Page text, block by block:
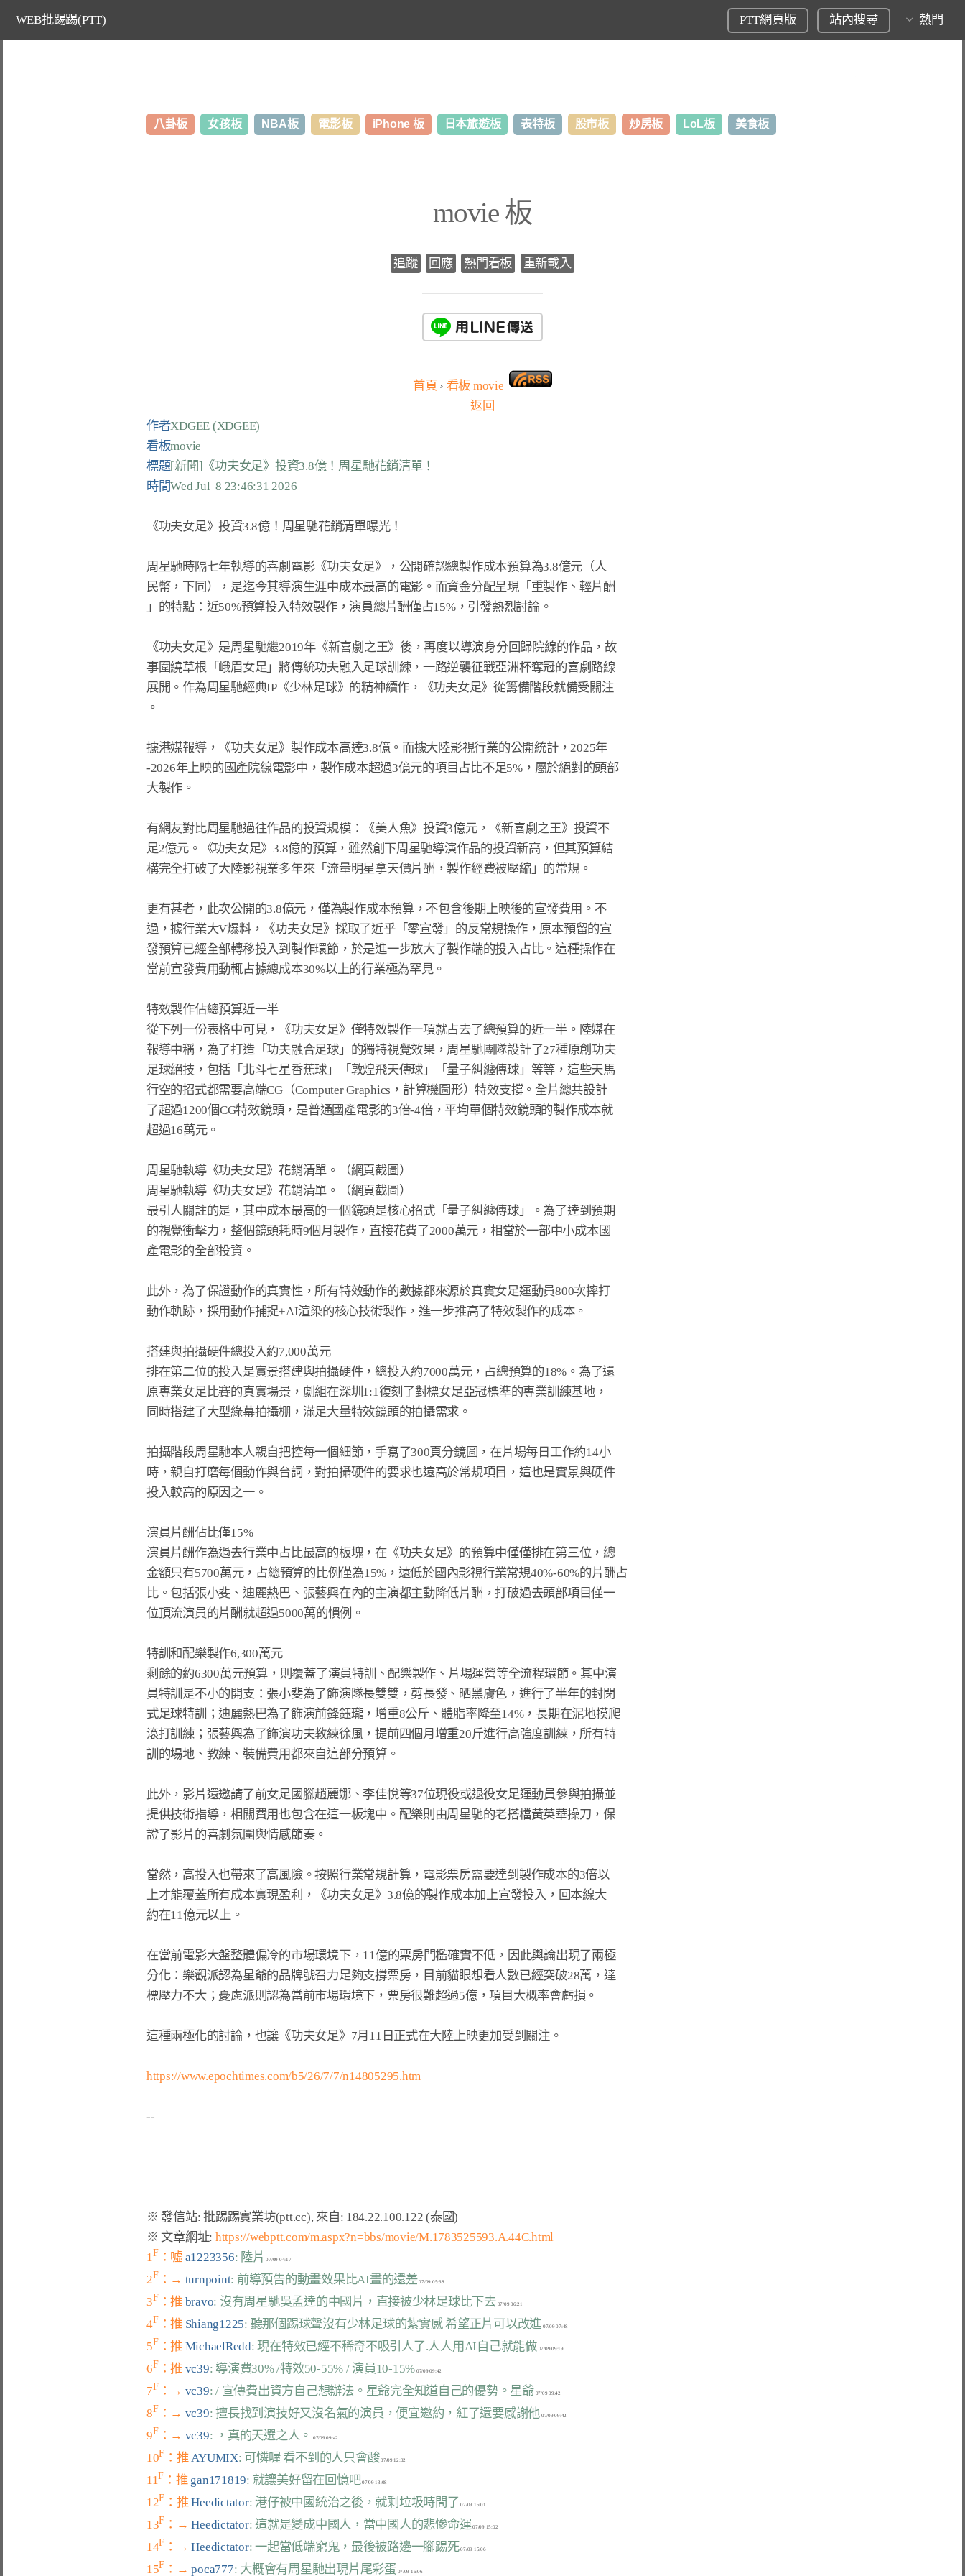
WEB批踢踢(PTT) PTT網頁版 站內搜尋 熱門
八卦板 女孩板 NBA板 電影板 iPhone 板 日本旅遊板 表特板 股市板 炒房板 LoL板 美食板
movie 板
追蹤 回應 熱門看板 重新載入
首頁 › 看板 movie
返回
作者XDGEE (XDGEE)
看板movie
標題[新聞]《功夫女足》投資3.8億！周星馳花銷清單！
時間Wed Jul  8 23:46:31 2026
《功夫女足》投資3.8億！周星馳花銷清單曝光！
周星馳時隔七年執導的喜劇電影《功夫女足》，公開確認總製作成本預算為3.8億元（人
民幣，下同），是迄今其導演生涯中成本最高的電影。而資金分配呈現「重製作、輕片酬
」的特點：近50%預算投入特效製作，演員總片酬僅占15%，引發熱烈討論。
《功夫女足》是周星馳繼2019年《新喜劇之王》後，再度以導演身分回歸院線的作品，故
事圍繞草根「峨眉女足」將傳統功夫融入足球訓練，一路逆襲征戰亞洲杯奪冠的喜劇路線
展開。作為周星馳經典IP《少林足球》的精神續作，《功夫女足》從籌備階段就備受關注
。
據港媒報導，《功夫女足》製作成本高達3.8億。而據大陸影視行業的公開統計，2025年
-2026年上映的國產院線電影中，製作成本超過3億元的項目占比不足5%，屬於絕對的頭部
大製作。
有網友對比周星馳過往作品的投資規模：《美人魚》投資3億元，《新喜劇之王》投資不
足2億元。《功夫女足》3.8億的預算，雖然創下周星馳導演作品的投資新高，但其預算結
構完全打破了大陸影視業多年來「流量明星拿天價片酬，製作經費被壓縮」的常規。
更有甚者，此次公開的3.8億元，僅為製作成本預算，不包含後期上映後的宣發費用。不
過，據行業大V爆料，《功夫女足》採取了近乎「零宣發」的反常規操作，原本預留的宣
發預算已經全部轉移投入到製作環節，於是進一步放大了製作端的投入占比。這種操作在
當前宣發費用動輒占據總成本30%以上的行業極為罕見。
特效製作佔總預算近一半
從下列一份表格中可見，《功夫女足》僅特效製作一項就占去了總預算的近一半。陸媒在
報導中稱，為了打造「功夫融合足球」的獨特視覺效果，周星馳團隊設計了27種原創功夫
足球絕技，包括「北斗七星香蕉球」「敦煌飛天傳球」「量子糾纏傳球」等等，這些天馬
行空的招式都需要高端CG（Computer Graphics，計算機圖形）特效支撐。全片總共設計
了超過1200個CG特效鏡頭，是普通國產電影的3倍-4倍，平均單個特效鏡頭的製作成本就
超過16萬元。
周星馳執導《功夫女足》花銷清單。（網頁截圖）
周星馳執導《功夫女足》花銷清單。（網頁截圖）
最引人關註的是，其中成本最高的一個鏡頭是核心招式「量子糾纏傳球」。為了達到預期
的視覺衝擊力，整個鏡頭耗時9個月製作，直接花費了2000萬元，相當於一部中小成本國
產電影的全部投資。
此外，為了保證動作的真實性，所有特效動作的數據都來源於真實女足運動員800次摔打
動作軌跡，採用動作捕捉+AI渲染的核心技術製作，進一步推高了特效製作的成本。
搭建與拍攝硬件總投入約7,000萬元
排在第二位的投入是實景搭建與拍攝硬件，總投入約7000萬元，占總預算的18%。為了還
原專業女足比賽的真實場景，劇組在深圳1:1復刻了對標女足亞冠標準的專業訓練基地，
同時搭建了大型綠幕拍攝棚，滿足大量特效鏡頭的拍攝需求。
拍攝階段周星馳本人親自把控每一個細節，手寫了300頁分鏡圖，在片場每日工作約14小
時，親自打磨每個動作與台詞，對拍攝硬件的要求也遠高於常規項目，這也是實景與硬件
投入較高的原因之一。
演員片酬佔比僅15%
演員片酬作為過去行業中占比最高的板塊，在《功夫女足》的預算中僅僅排在第三位，總
金額只有5700萬元，占總預算的比例僅為15%，遠低於國內影視行業常規40%-60%的片酬占
比。包括張小斐、迪麗熱巴、張藝興在內的主演都主動降低片酬，打破過去頭部項目僅一
位頂流演員的片酬就超過5000萬的慣例。
特訓和配樂製作6,300萬元
剩餘的約6300萬元預算，則覆蓋了演員特訓、配樂製作、片場運營等全流程環節。其中演
員特訓是不小的開支：張小斐為了飾演隊長雙雙，剪長發、晒黑膚色，進行了半年的封閉
式足球特訓；迪麗熱巴為了飾演前鋒鈺瓏，增重8公斤、體脂率降至14%，長期在泥地摸爬
滾打訓練；張藝興為了飾演功夫教練徐風，提前四個月增重20斤進行高強度訓練，所有特
訓的場地、教練、裝備費用都來自這部分預算。
此外，影片還邀請了前女足國腳趙麗娜、李佳悅等37位現役或退役女足運動員參與拍攝並
提供技術指導，相關費用也包含在這一板塊中。配樂則由周星馳的老搭檔黃英華操刀，保
證了影片的喜劇氛圍與情感節奏。
當然，高投入也帶來了高風險。按照行業常規計算，電影票房需要達到製作成本的3倍以
上才能覆蓋所有成本實現盈利，《功夫女足》3.8億的製作成本加上宣發投入，回本線大
約在11億元以上。
在當前電影大盤整體偏冷的市場環境下，11億的票房門檻確實不低，因此輿論出現了兩極
分化：樂觀派認為星爺的品牌號召力足夠支撐票房，目前貓眼想看人數已經突破28萬，達
標壓力不大；憂慮派則認為當前市場環境下，票房很難超過5億，項目大概率會虧損。
這種兩極化的討論，也讓《功夫女足》7月11日正式在大陸上映更加受到關注。
https://www.epochtimes.com/b5/26/7/7/n14805295.htm
※ 文章網址: https://webptt.com/m.aspx?n=bbs/movie/M.1783525593.A.44C.html
1 F ：噓 a1223356: 陸片 07/09 04:17
2F ：→ turnpoint: 前導預告的動畫效果比AI畫的還差 07/09 05:38
3F ：推 bravo: 沒有周星馳吳孟達的中國片，直接被少林足球比下去
4F ：推 Shiang1225: 聽那個踢球聲沒有少林足球的紮實感 希望正片可以改進
5F ：推 MichaelRedd: 現在特效已經不稀奇不吸引人了.人人用AI自己就能做 07/09 09:19
6F ：推 vc39: 導演費30% /特效50-55% / 演員10-15%
7F ：→ vc39: / 宣傳費出資方自己想辦法。星爺完全知道自己的優勢。星爺
8F ：→ vc39: 擅長找到演技好又沒名氣的演員，便宜邀約，紅了還要感謝他
9F ：→ vc39: ，真的天選之人。
10F ：推 AYUMIX: 可憐喔 看不到的人只會酸
11F ：推 gan171819: 就讓美好留在回憶吧
12F ：推 Heedictator: 港仔被中國統治之後，就剩垃圾時間了
13F ：→ Heedictator: 這就是變成中國人，當中國人的悲慘命運
14F ：→ Heedictator: 一起當低端窮鬼，最後被路邊一腳踢死 07/09 15:06
15F ：→ poca777: 大概會有周星馳出現片尾彩蛋 07/09 16:06